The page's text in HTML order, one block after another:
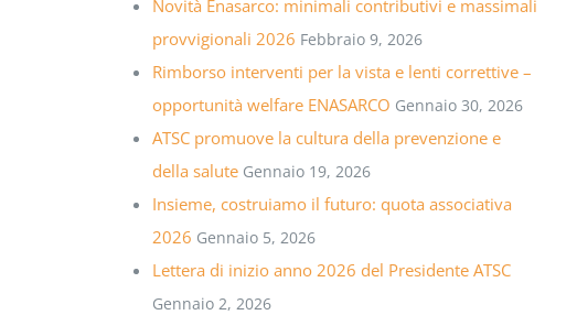
Novità Enasarco: minimali contributivi e massimali
provvigionali 2026 Febbraio 9, 2026
Rimborso interventi per la vista e lenti correttive –
opportunità welfare ENASARCO Gennaio 30, 2026
ATSC promuove la cultura della prevenzione e
della salute Gennaio 19, 2026
Insieme, costruiamo il futuro: quota associativa
2026 Gennaio 5, 2026
Lettera di inizio anno 2026 del Presidente ATSC
Gennaio 2, 2026